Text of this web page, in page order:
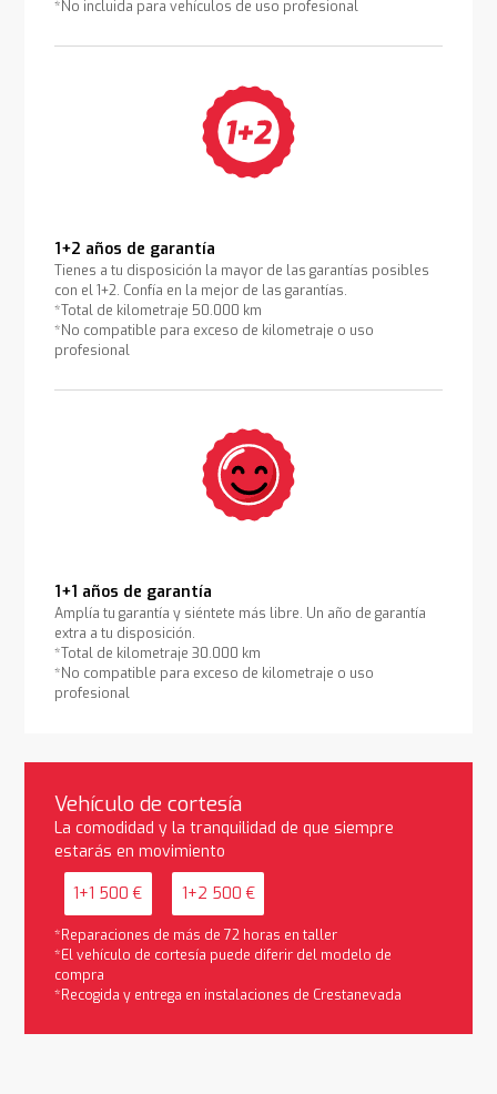
*No incluida para vehículos de uso profesional
1+2 años de garantía
Tienes a tu disposición la mayor de las garantías posibles
con el 1+2. Confía en la mejor de las garantías.
*Total de kilometraje 50.000 km
*No compatible para exceso de kilometraje o uso
profesional
1+1 años de garantía
Amplía tu garantía y siéntete más libre. Un año de garantía
extra a tu disposición.
*Total de kilometraje 30.000 km
*No compatible para exceso de kilometraje o uso
profesional
Vehículo de cortesía
La comodidad y la tranquilidad de que siempre
estarás en movimiento
1+1 500 € 1+2 500 €
*Reparaciones de más de 72 horas en taller
*El vehículo de cortesía puede diferir del modelo de
compra
*Recogida y entrega en instalaciones de Crestanevada